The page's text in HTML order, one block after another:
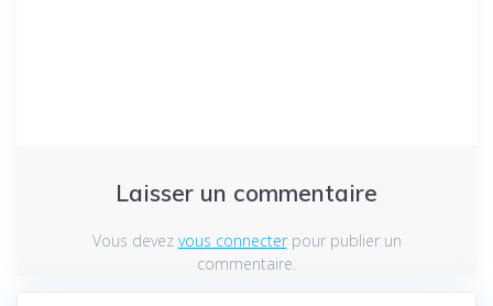
Laisser un commentaire
Vous devez vous connecterpour publier un
commentaire.